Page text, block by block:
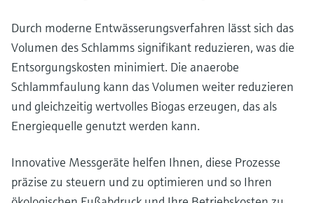
Durch moderne Entwässerungsverfahren lässt sich das
Volumen des Schlamms signifikant reduzieren, was die
Entsorgungskosten minimiert. Die anaerobe
Schlammfaulung kann das Volumen weiter reduzieren
und gleichzeitig wertvolles Biogas erzeugen, das als
Energiequelle genutzt werden kann.
Innovative Messgeräte helfen Ihnen, diese Prozesse
präzise zu steuern und zu optimieren und so Ihren